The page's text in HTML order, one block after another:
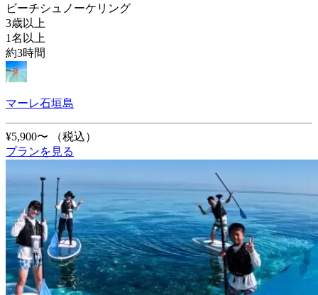
ビーチシュノーケリング
3歳以上
1名以上
約3時間
マーレ石垣島
¥5,900〜
（税込）
プランを見る